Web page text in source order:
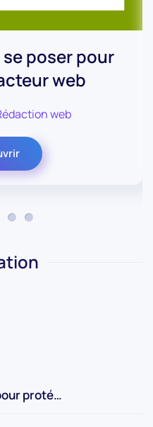
poser pour
web
web
proté…